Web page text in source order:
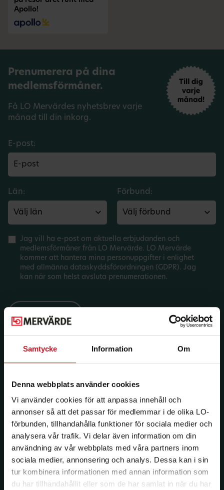
Samtycke Information Om
Denna webbplats använder cookies
Vi använder cookies för att anpassa innehåll och
annonser så att det passar för medlemmar i de olika LO-
förbunden, tillhandahålla funktioner för sociala medier och
analysera vår trafik. Vi delar även information om din
användning av vår webbplats med våra partners inom
sociala medier, annonsering och analys. Dessa kan i sin
tur kombinera informationen med annan information som
du har tillhandahållit eller som de har samlat in när du har
Apollo!
Prenumerera på dina
medlemsförmåner.
Få LO Mervärdes nyhetsbrev varje
månad till din inkorg.
E-post:
Län: Förbund:
Jag vill ha e-post om aktuella erbjudanden och
medlemsförmåner från LO Mervärde. LO Mervärde
kommer att hantera mina personuppgifter i enlighet
med allmänna dataskyddsförordningen (GDPR). Jag
kan när som helst avsluta prenumerationen.